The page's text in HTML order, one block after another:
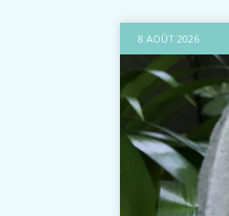
8 AOÛT 2026